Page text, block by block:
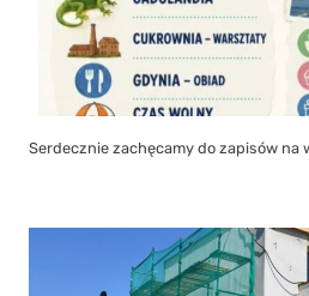
Serdecznie zachęcamy do zapisów na